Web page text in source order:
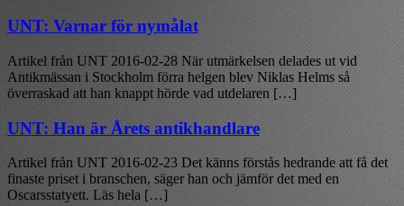
UNT: Varnar för nymålat
Artikel från UNT 2016-02-28 När utmärkelsen delades ut vid
Antikmässan i Stockholm förra helgen blev Niklas Helms så
överraskad att han knappt hörde vad utdelaren […]
UNT: Han är Årets antikhandlare
Artikel från UNT 2016-02-23 Det känns förstås hedrande att få det
finaste priset i branschen, säger han och jämför det med en
Oscarsstatyett. Läs hela […]